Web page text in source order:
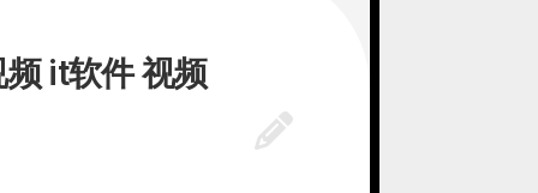
it软件 视频